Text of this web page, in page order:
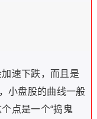
速下跌，而且是
小盘股的曲线一般
点是一个“捣鬼